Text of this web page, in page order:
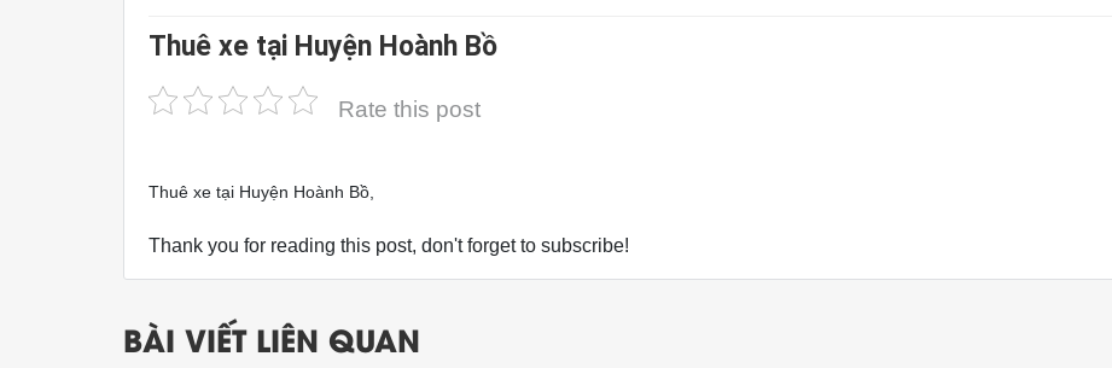
Thuê xe tại Huyện Hoành Bồ
Rate this post
Thuê xe tại Huyện Hoành Bồ,
Thank you for reading this post, don't forget to subscribe!
BÀI VIẾT LIÊN QUAN